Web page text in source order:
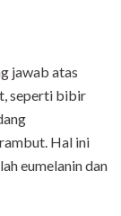
jawab atas
seperti bibir
Hal ini
eumelanin dan